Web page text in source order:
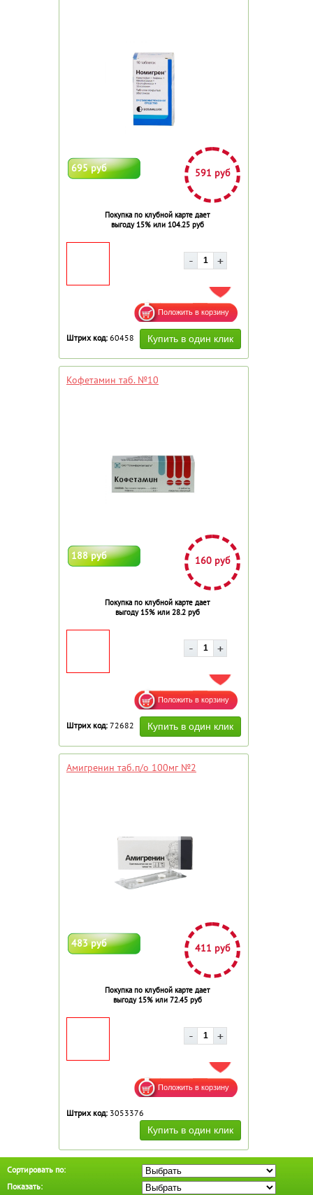
695 руб 591 руб
Покупка по клубной карте дает
выгоду 15% или 104.25 руб
ДОБАВИТЬ В ИЗБРАННОЕ
Штрих код: 60458
Кофетамин таб. №10
188 руб 160 руб
Покупка по клубной карте дает
выгоду 15% или 28.2 руб
ДОБАВИТЬ В ИЗБРАННОЕ
Штрих код: 72682
Амигренин таб.п/о 100мг №2
483 руб 411 руб
Покупка по клубной карте дает
выгоду 15% или 72.45 руб
ДОБАВИТЬ В ИЗБРАННОЕ
Штрих код: 3053376
Сортировать по:
Показать: